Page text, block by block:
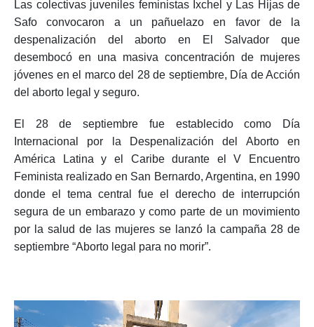
Foto/Reina Ponce
Las colectivas juveniles feministas Ixchel y Las Hijas de
Safo convocaron a un pañuelazo en favor de la
despenalización del aborto en El Salvador que
desembocó en una masiva concentración de mujeres
del aborto legal y seguro.
El 28 de septiembre fue establecido como Día
Internacional por la Despenalización del Aborto en
América Latina y el Caribe durante el V Encuentro
Feminista realizado en San Bernardo, Argentina, en 1990
donde el tema central fue el derecho de interrupción
segura de un embarazo y como parte de un movimiento